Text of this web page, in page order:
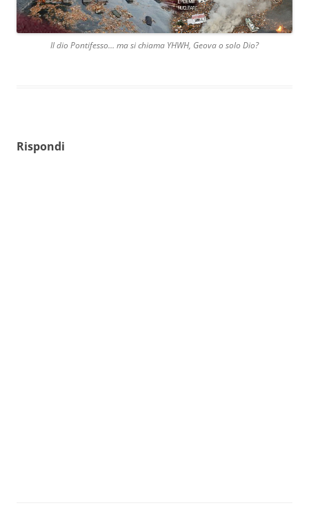
Il dio Pontifesso… ma si chiama YHWH, Geova o solo Dio?
Rispondi